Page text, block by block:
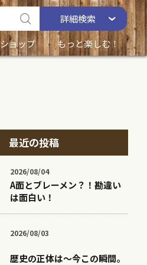
詳細検索
ショップ もっと楽しむ！
最近の投稿
2026/08/04
A面とブレーメン？！勘違い
は面白い！
2026/08/03
歴史の正体は〜今この瞬間。